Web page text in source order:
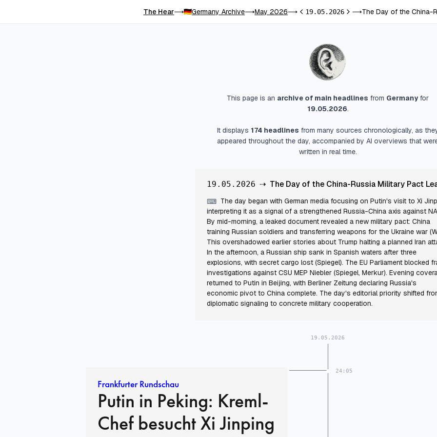
The Hear⟶ Germany Archive⟶May 2026⟶Previous day
19.05.2026Next day
⟶The Day of the China-
This page is an archive of main headlines from Germanyfor
19.05.2026.
It displays 174 headlines from many sources chronologically, as
appeared throughout the day, accompanied by AI overviews that
written in real time.
19.05.2026 ⇢ The Day of the China-Russia Military Pact
⌨ The day began with German media focusing on Putin's visit to Xi
interpreting it as a signal of a strengthened Russia-China axis against
By mid-morning, a leaked document revealed a new military pact: China
training Russian soldiers and transferring weapons for the Ukraine war
This overshadowed earlier stories about Trump halting a planned Iran
In the afternoon, a Russian ship sank in Spanish waters after three
explosions, with secret cargo lost (Spiegel). The EU Parliament blocked
investigations against CSU MEP Niebler (Spiegel, Merkur). Evening
returned to Putin in Beijing, with Berliner Zeitung declaring Russia's
economic pivot to China complete. The day's editorial priority shifted
diplomatic signaling to concrete military cooperation.
19.05.2026
24:05
Frankfurter Rundschau
Putin in Peking: Kreml-
Chef besucht Xi Jinping